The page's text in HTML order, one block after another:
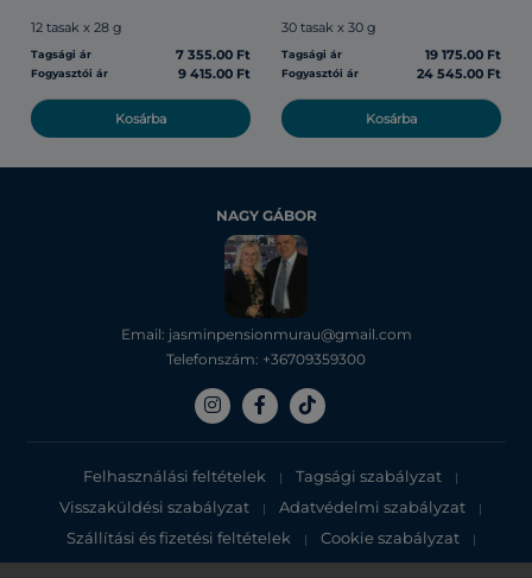
12 tasak x 28 g
Tagsági ár 7 355.00 Ft
Fogyasztói ár 9 415.00 Ft
Kosárba
30 tasak x 30 g
Tagsági ár 19 175.00 Ft
Fogyasztói ár 24 545.00 Ft
Kosárba
NAGY GÁBOR
Email: jasminpensionmurau@gmail.com
Telefonszám: +36709359300
Felhasználási feltételek | Tagsági szabályzat |
Visszaküldési szabályzat | Adatvédelmi szabályzat |
Szállítási és fizetési feltételek | Cookie szabályzat |
Adatvédelmi tájékoztató